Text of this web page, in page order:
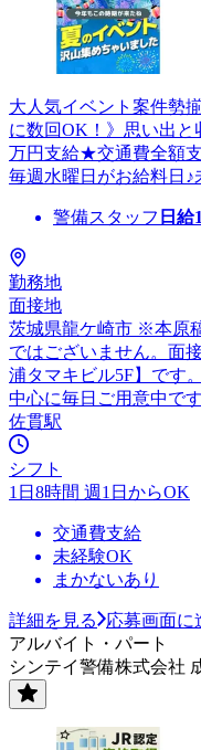
大人気イベント案件勢
に数回OK！》思い出と
万円支給★交通費全額
毎週水曜日がお給料日♪
警備スタッフ 日給
勤務地
面接地
茨城県龍ケ崎市 ※本原
ではございません。面
浦タマキビル5F】です
中心に毎日ご用意中です
佐貫駅
シフト
1日8時間 週1日からOK
交通費支給
未経験OK
まかないあり
詳細を見る
応募画面に
アルバイト・パート
シンテイ警備株式会社